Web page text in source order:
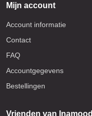
Mijn account
Account informatie
Contact
FAQ
Accountgegevens
Bestellingen
Vrienden van Inamood